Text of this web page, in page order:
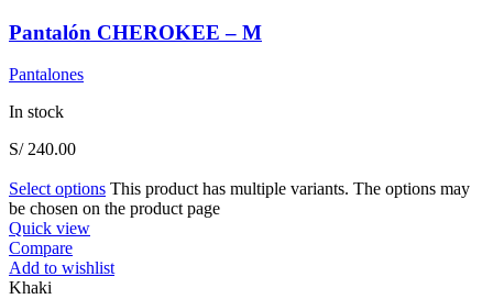
Pantalón CHEROKEE – M
Pantalones
In stock
S/240.00
Select options This product has multiple variants. The options may
be chosen on the product page
Quick view
Compare
Add to wishlist
Khaki